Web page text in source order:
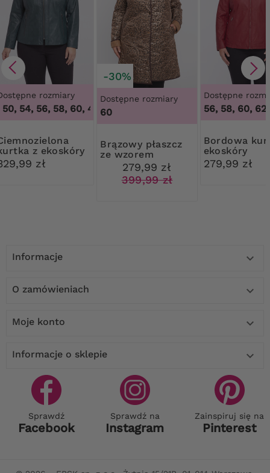
rozmiary
54, 56, 58, 60,46, 48, 50, 54, 56, 58, 60
z ekoskóry
zł
-30%
Dostępne rozmiary
60
Brązowy płaszcz
ze wzorem
279,99 zł
399,99 zł
Dostępne
56, 58, 60, 62
Bordowa kurtka z
ekoskóry
279,99 zł
Informacje 
O zamówieniach 
Moje konto 
Informacje o sklepie 
Sprawdź
Facebook
Sprawdź na
Instagram
Zainspiruj się na
Pinterest